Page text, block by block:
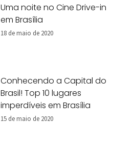
Uma noite no Cine Drive-in
em Brasília
18 de maio de 2020
Conhecendo a Capital do
Brasil! Top 10 lugares
imperdíveis em Brasília
15 de maio de 2020